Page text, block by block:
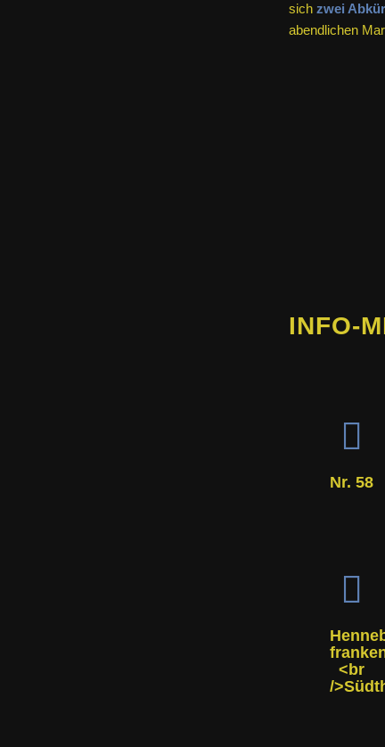
sich zwei
abendlichen
INFO-
Nr. 58
<br
/